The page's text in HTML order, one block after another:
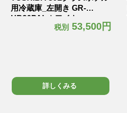
用冷蔵庫_左開き GR-
HB30PALホワイト
W425×D450×H425mm18kg
税別53,500円
詳しくみる